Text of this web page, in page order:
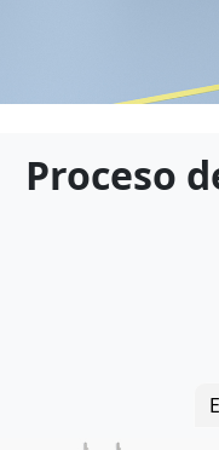
utiliza
de
centros
Proceso